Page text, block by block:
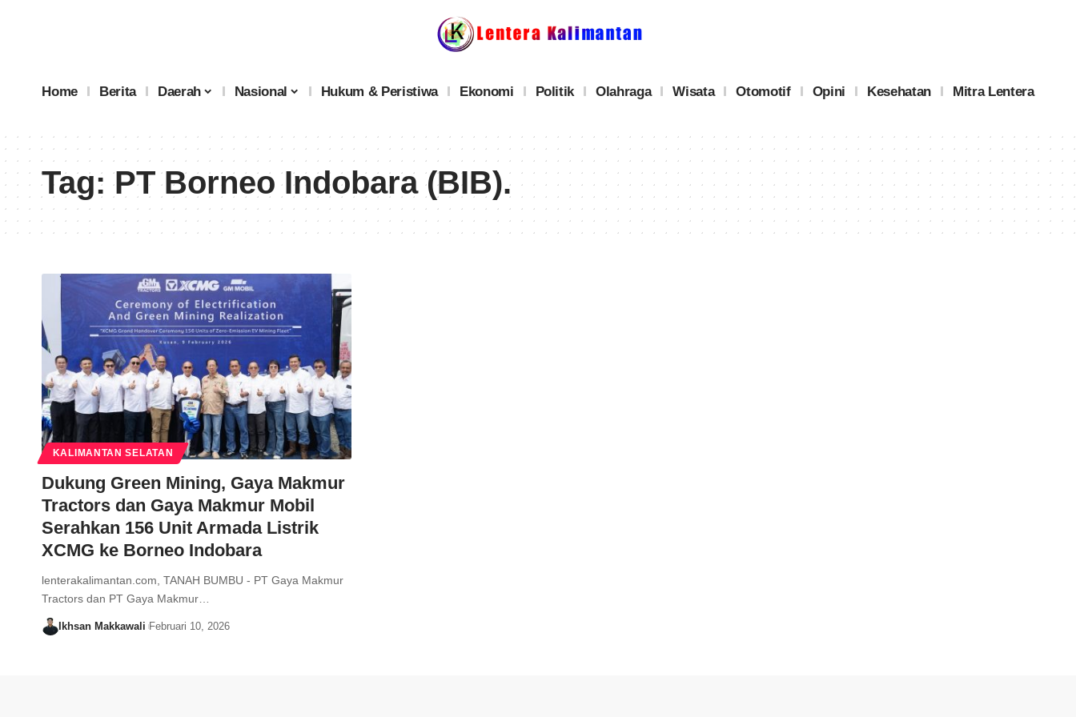
Home Berita Daerah Nasional Hukum & Peristiwa Ekonomi Politik Olahraga Wisata Otomotif Opini Kesehatan Mitra Lentera
Tag:PT Borneo Indobara (BIB).
KALIMANTAN SELATAN
Dukung Green Mining, Gaya Makmur
Tractors dan Gaya Makmur Mobil
Serahkan 156 Unit Armada Listrik
XCMG ke Borneo Indobara
lenterakalimantan.com, TANAH BUMBU - PT Gaya Makmur
Tractors dan PT Gaya Makmur…
Ikhsan Makkawali Februari 10, 2026